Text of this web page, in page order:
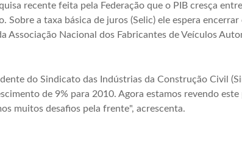
recente feita pela Federação que o PIB cresça
Sobre a taxa básica de juros (Selic) ele espera
Associação Nacional dos Fabricantes de Veículos
do Sindicato das Indústrias da Construção Civil
de 9% para 2010. Agora estamos revendo
muitos desafios pela frente", acrescenta.